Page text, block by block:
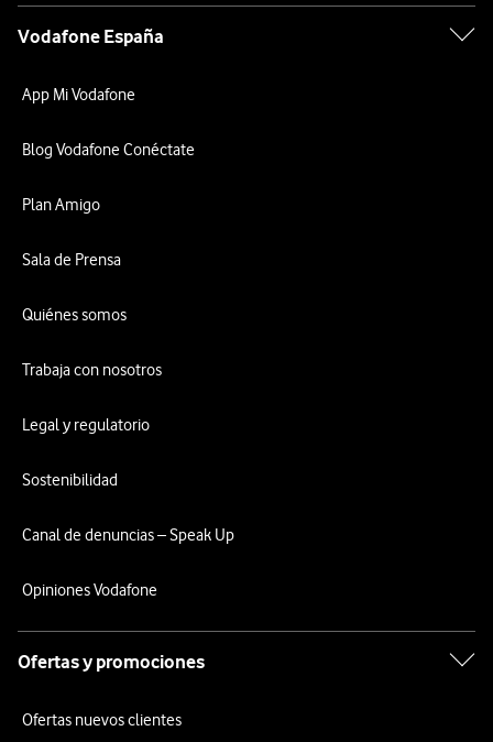
Vodafone España
App Mi Vodafone
Blog Vodafone Conéctate
Plan Amigo
Sala de Prensa
Quiénes somos
Trabaja con nosotros
Legal y regulatorio
Sostenibilidad
Canal de denuncias – Speak Up
Opiniones Vodafone
Ofertas y promociones
Ofertas nuevos clientes